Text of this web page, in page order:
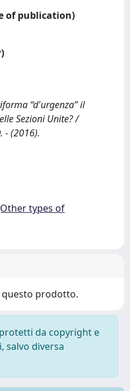
of publication)
“d'urgenza” il
Sezioni Unite? /
- (2016).
types of
questo prodotto.
da copyright e
salvo diversa